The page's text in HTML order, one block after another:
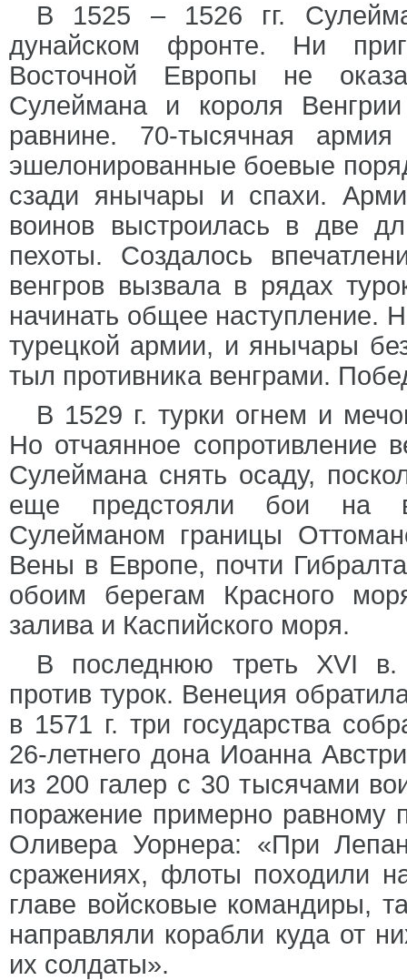
В 1525 – 1526 гг.
дунайском фронте. Ни
Восточной Европы не
Сулеймана и короля
равнине. 70-тысячная
эшелонированные боевые
сзади янычары и спахи.
воинов выстроилась в две
пехоты. Создалось
венгров вызвала в рядах
начинать общее наступление.
турецкой армии, и янычары
тыл противника венграми.
В 1529 г. турки огнем и
Но отчаянное сопротивление
Сулеймана снять осаду,
еще предстояли бои на
Сулейманом границы
Вены в Европе, почти
обоим берегам Красного
залива и Каспийского моря.
В последнюю треть XVI в.
против турок. Венеция
в 1571 г. три государства
26-летнего дона Иоанна
из 200 галер с 30 тысячами
поражение примерно равному
Оливера Уорнера: «При
сражениях, флоты походили
главе войсковые командиры,
направляли корабли куда от
их солдаты».